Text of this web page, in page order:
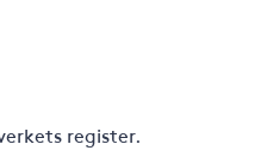
register.